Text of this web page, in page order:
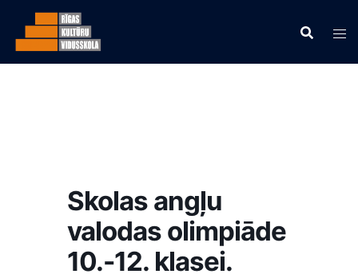
Skolas angļu
valodas olimpiāde
10.-12. klasei.